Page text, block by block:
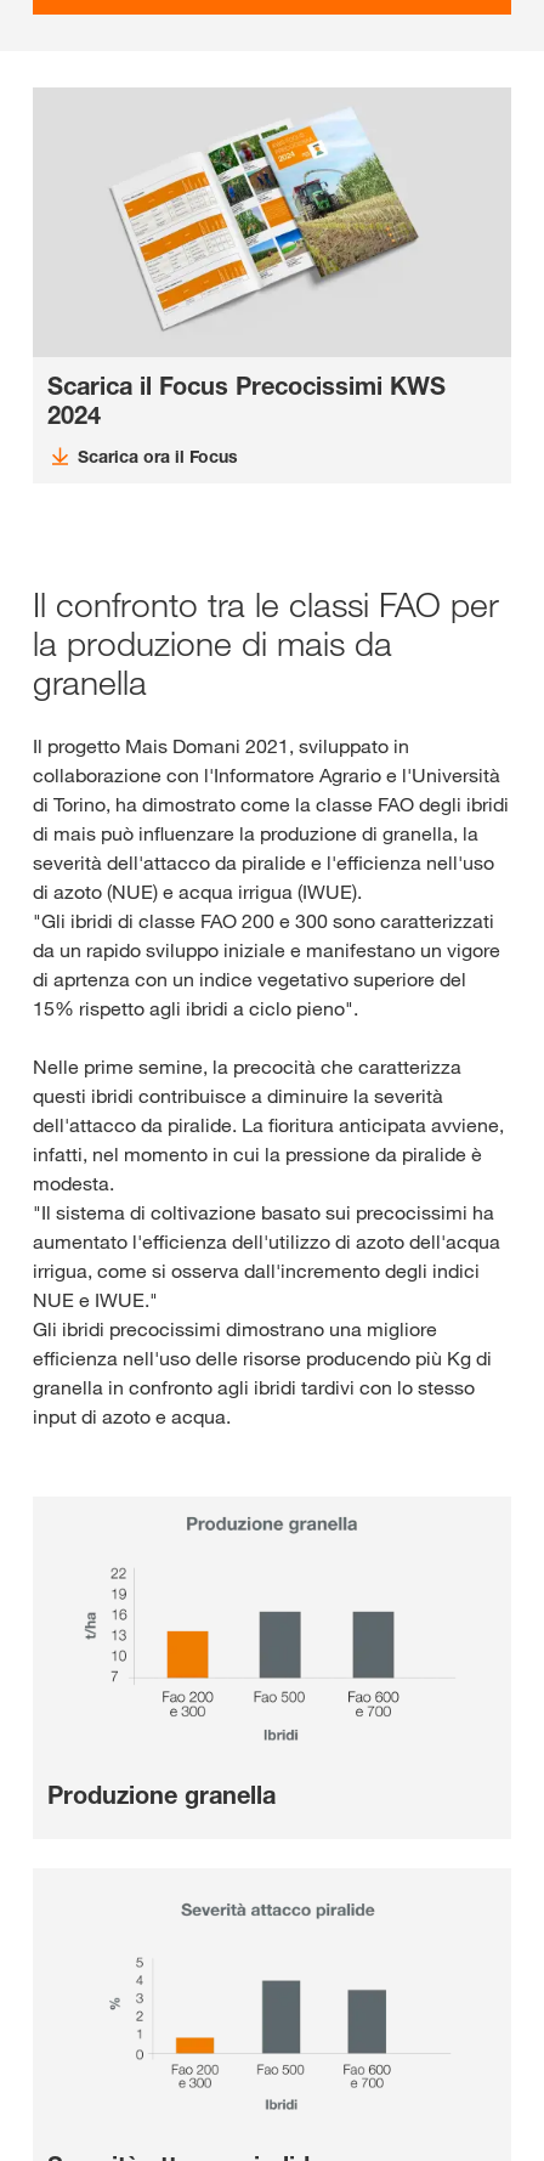
Scarica il Focus Precocissimi KWS
2024
Scarica ora il Focus
Il confronto tra le classi FAO per
la produzione di mais da
granella
Il progetto Mais Domani 2021, sviluppato in
collaborazione con l'Informatore Agrario e l'Università
di Torino, ha dimostrato come la classe FAO degli ibridi
di mais può influenzare la produzione di granella, la
severità dell'attacco da piralide e l'efficienza nell'uso
di azoto (NUE) e acqua irrigua (IWUE).
"Gli ibridi di classe FAO 200 e 300 sono caratterizzati
da un rapido sviluppo iniziale e manifestano un vigore
di aprtenza con un indice vegetativo superiore del
15% rispetto agli ibridi a ciclo pieno".
Nelle prime semine, la precocità che caratterizza
questi ibridi contribuisce a diminuire la severità
dell'attacco da piralide. La fioritura anticipata avviene,
infatti, nel momento in cui la pressione da piralide è
modesta.
"Il sistema di coltivazione basato sui precocissimi ha
aumentato l'efficienza dell'utilizzo di azoto dell'acqua
irrigua, come si osserva dall'incremento degli indici
NUE e IWUE."
Gli ibridi precocissimi dimostrano una migliore
efficienza nell'uso delle risorse producendo più Kg di
granella in confronto agli ibridi tardivi con lo stesso
input di azoto e acqua.
Produzione granella